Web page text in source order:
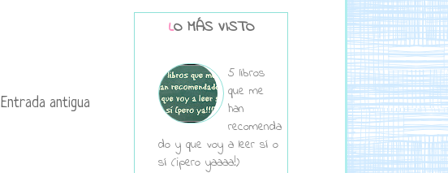
Entrada antigua
LO MÁS VISTO
5 libros
que me
han
recomenda
do y que voy a leer sí o
sí (¡pero yaaaa!)